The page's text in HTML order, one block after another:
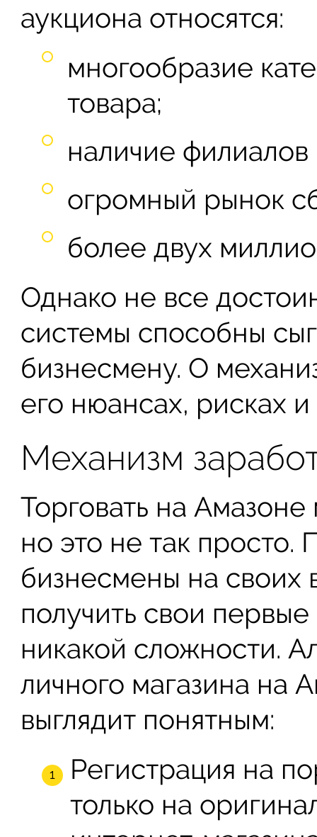
аукциона относятся:
многообразие
товара;
наличие
огромный рынок
более двух
Однако не все
системы способны
бизнесмену. О
его нюансах, рисках
Механизм
Торговать на
но это не так
бизнесмены на своих
получить свои
никакой сложности.
личного магазина на
выглядит понятным:
Регистрация на
только на